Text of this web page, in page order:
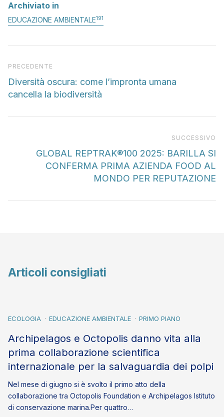
Archiviato in
EDUCAZIONE AMBIENTALE191
Articolo precedente
PRECEDENTE
Diversità oscura: come l’impronta umana
cancella la biodiversità
SUCCESSIVO
GLOBAL REPTRAK®100 2025: BARILLA SI
CONFERMA PRIMA AZIENDA FOOD AL
MONDO PER REPUTAZIONE
Articoli consigliati
ECOLOGIA EDUCAZIONE AMBIENTALE PRIMO PIANO
Archipelagos e Octopolis danno vita alla
prima collaborazione scientifica
internazionale per la salvaguardia dei polpi
Nel mese di giugno si è svolto il primo atto della
collaborazione tra Octopolis Foundation e Archipelagos Istituto
di conservazione marina.Per quattro…